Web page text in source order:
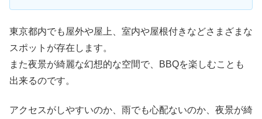
東京都内でも屋外や屋上、室内や屋根付きなどさまざまな
スポットが存在します。
また夜景が綺麗な幻想的な空間で、BBQを楽しむことも
出来るのです。
アクセスがしやすいのか、雨でも心配ないのか、夜景が綺